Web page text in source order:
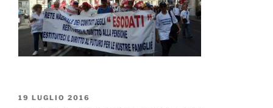
PUBBLICATO
19 LUGLIO 2016